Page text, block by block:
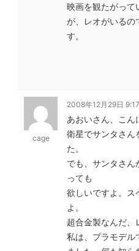
映画を観たがって
が、レオがいるの
す。
cage
2008年12月29日
あおいさん、こん
衛星でサンタさん
た。
でも、サンタさん
っても
欲しいですよ。ス
よ。
超合金製なんだ、
私は、プラモデル